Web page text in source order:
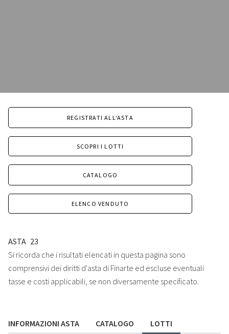
REGISTRATI ALL'ASTA
SCOPRI I LOTTI
CATALOGO
ELENCO VENDUTO
ASTA 23
Si ricorda che i risultati elencati in questa pagina sono
comprensivi dei diritti d'asta di Finarte ed escluse eventuali
tasse e costi applicabili, se non diversamente specificato.
INFORMAZIONI ASTA CATALOGO LOTTI